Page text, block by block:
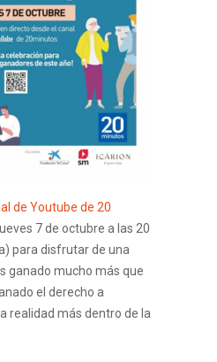
de Youtube de 20
7 de octubre a las 20
para disfrutar de una
ganado mucho más que
el derecho a
realidad más dentro de la